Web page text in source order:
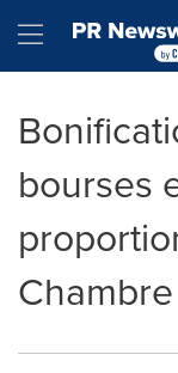
Hamburger
bourses